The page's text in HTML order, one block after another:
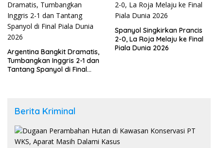
Argentina Bangkit Dramatis,
Tumbangkan Inggris 2-1 dan
Tantang Spanyol di Final
Spanyol Singkirkan Prancis
2-0, La Roja Melaju ke Final
Piala Dunia 2026
Berita Kriminal